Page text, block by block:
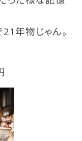
年物じゃん。